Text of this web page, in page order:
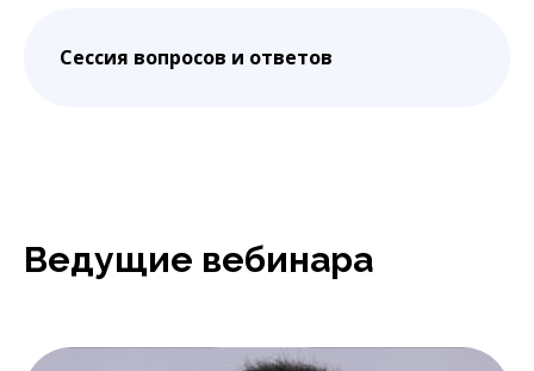
Сессия вопросов и ответов
Ведущие вебинара